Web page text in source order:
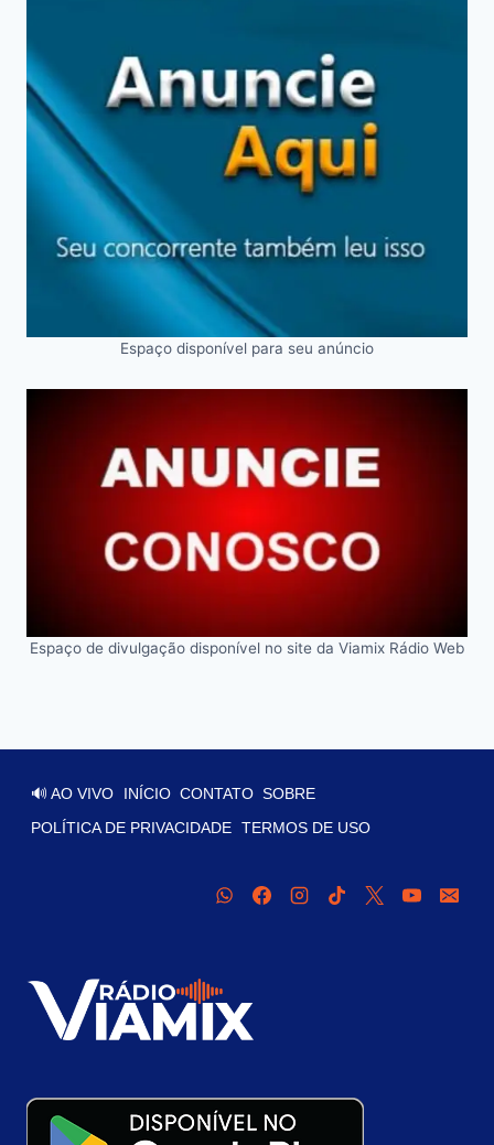
Espaço disponível para seu anúncio
Espaço de divulgação disponível no site da Viamix Rádio Web
🔊 AO VIVO INÍCIO CONTATO SOBRE
POLÍTICA DE PRIVACIDADE TERMOS DE USO